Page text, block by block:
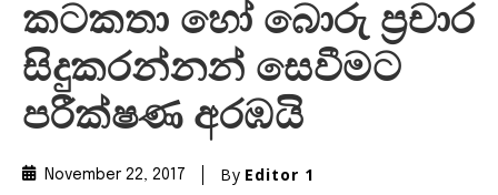
කටකතා හෝ බොරු ප්‍රචාර
සිදුකරන්නන් සෙවීමට
පරීක්ෂණ අරඹයි
November 22, 2017 By Editor 1